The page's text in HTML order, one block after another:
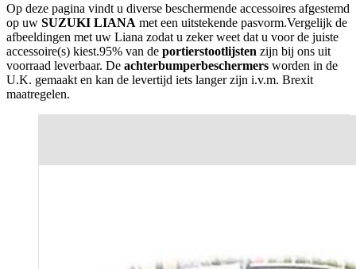
Op deze pagina vindt u diverse beschermende accessoires afgestemd
op uw SUZUKI LIANA met een uitstekende pasvorm.Vergelijk de
afbeeldingen met uw Liana zodat u zeker weet dat u voor de juiste
accessoire(s) kiest.95% van de portierstootlijsten zijn bij ons uit
voorraad leverbaar. De achterbumperbeschermers worden in de
U.K. gemaakt en kan de levertijd iets langer zijn i.v.m. Brexit
maatregelen.